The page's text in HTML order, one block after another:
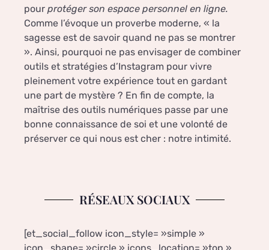
pour protéger son espace personnel en ligne.
Comme l’évoque un proverbe moderne, « la
sagesse est de savoir quand ne pas se montrer
». Ainsi, pourquoi ne pas envisager de combiner
outils et stratégies d’Instagram pour vivre
pleinement votre expérience tout en gardant
une part de mystère ? En fin de compte, la
maîtrise des outils numériques passe par une
bonne connaissance de soi et une volonté de
préserver ce qui nous est cher : notre intimité.
RÉSEAUX SOCIAUX
[et_social_follow icon_style= »simple »